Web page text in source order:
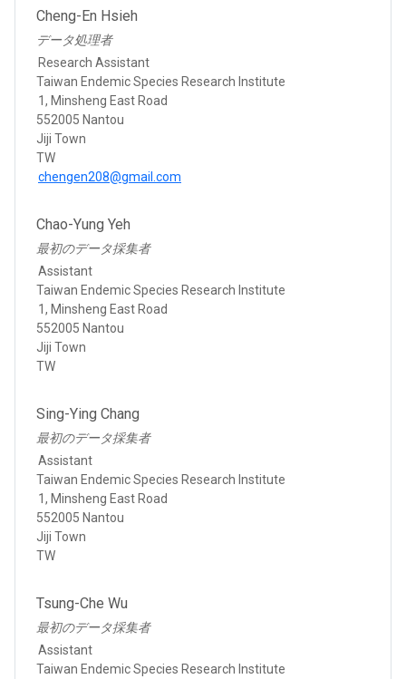
Cheng-En Hsieh
データ処理者
Research Assistant
Taiwan Endemic Species Research Institute
1, Minsheng East Road
552005 Nantou
Jiji Town
TW
chengen208@gmail.com
Chao-Yung Yeh
最初のデータ採集者
Assistant
Taiwan Endemic Species Research Institute
1, Minsheng East Road
552005 Nantou
Jiji Town
TW
Sing-Ying Chang
最初のデータ採集者
Assistant
Taiwan Endemic Species Research Institute
1, Minsheng East Road
552005 Nantou
Jiji Town
TW
Tsung-Che Wu
最初のデータ採集者
Assistant
Taiwan Endemic Species Research Institute